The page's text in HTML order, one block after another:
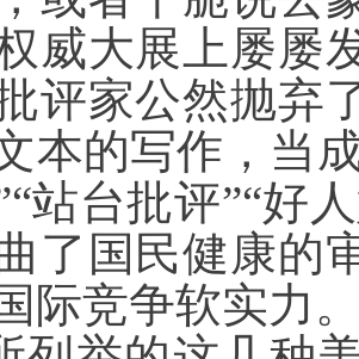
威大展上屡屡
评家公然抛弃
本的写作，当
站台批评”“好
了国民健康的
际竞争软实力